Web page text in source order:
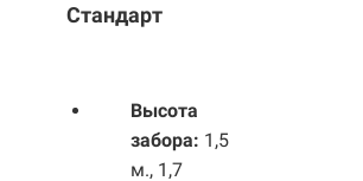
Стандарт
Высота
забора: 1,5
м., 1,7